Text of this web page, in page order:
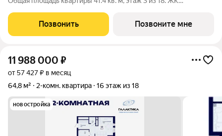
«Космос» на проспекте Космонавтов. Это формат для тех, кто
любит городскую
Позвонить Позвоните мне
11 988 000 ₽
от 57 427 ₽ в месяц
64,8 м²
2-комн. квартира 16 этаж из 18
новостройка